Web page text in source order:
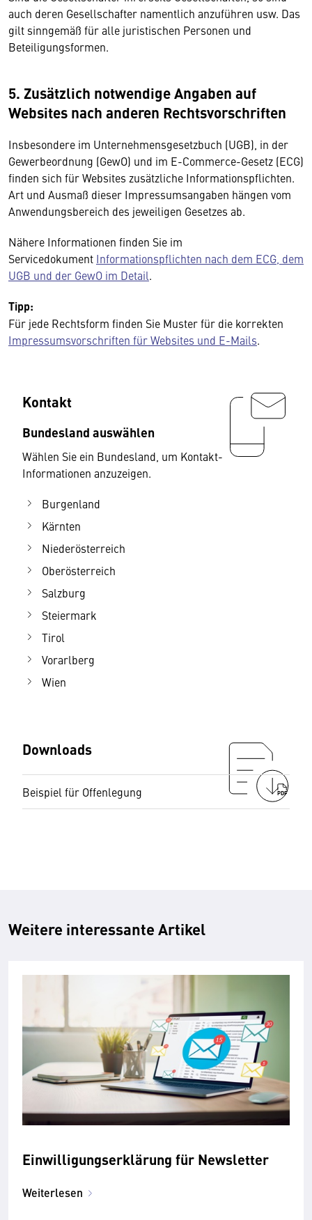
auch deren Gesellschafter namentlich anzuführen usw. Das
gilt sinngemäß für alle juristischen Personen und
Beteiligungsformen.
5. Zusätzlich notwendige Angaben auf
Websites nach anderen Rechtsvorschriften
Insbesondere im Unternehmensgesetzbuch (UGB), in der
Gewerbeordnung (GewO) und im E-Commerce-Gesetz (ECG)
finden sich für Websites zusätzliche Informationspflichten.
Art und Ausmaß dieser Impressumsangaben hängen vom
Anwendungsbereich des jeweiligen Gesetzes ab.
Nähere Informationen finden Sie im
Servicedokument Informationspflichten nach dem ECG, dem
UGB und der GewO im Detail.
Tipp:
Für jede Rechtsform finden Sie Muster für die korrekten
Impressumsvorschriften für Websites und E-Mails.
Kontakt
Bundesland auswählen
Wählen Sie ein Bundesland, um Kontakt-
Informationen anzuzeigen.
Burgenland
Kärnten
Niederösterreich
Oberösterreich
Salzburg
Steiermark
Tirol
Vorarlberg
Wien
Downloads
Beispiel für Offenlegung PDF
Weitere interessante Artikel
Einwilligungserklärung für Newsletter
Weiterlesen